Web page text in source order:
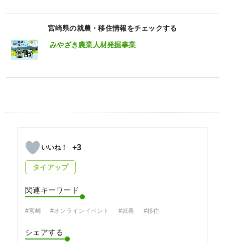
宮崎県の就農・移住情報をチェックする
みやざき農業人材発掘事業
+3
タイアップ
関連キーワード
#宮崎 #オンラインイベント #就農 #移住
シェアする